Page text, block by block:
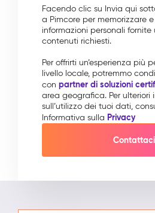
Facendo clic su Invia qui
a Pimcore per memorizzare
informazioni personali
contenuti richiesti.
Per offrirti un’esperienza più
livello locale, potremmo
con partner di soluzioni
area geografica. Per ulteriori
sull’utilizzo dei tuoi dati,
Informativa sulla Privacy